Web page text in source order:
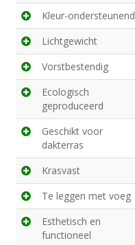
Kleur-ondersteunend
Lichtgewicht
Vorstbestendig
Ecologisch
geproduceerd
Geschikt voor
dakterras
Krasvast
Te leggen met voeg
Esthetisch en
functioneel